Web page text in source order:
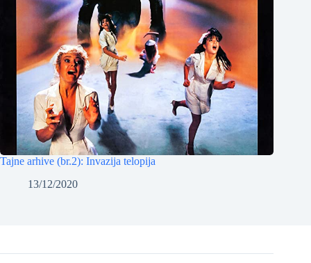
Tajne arhive (br.2): Invazija telopija
13/12/2020